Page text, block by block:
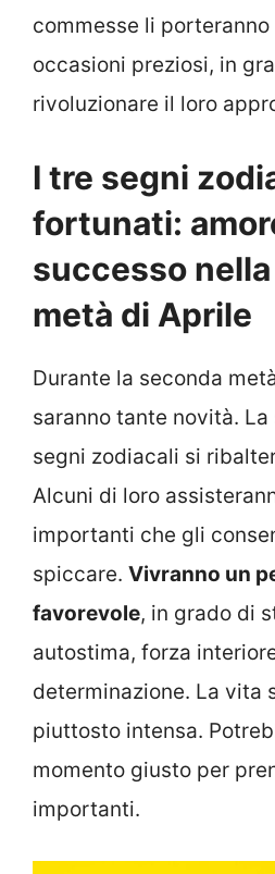
commesse li
occasioni preziosi, in
rivoluzionare il loro
I tre segni
fortunati:
successo
metà di Aprile
Durante la seconda
saranno tante novità.
segni zodiacali si
Alcuni di loro
importanti che gli
spiccare. Vivranno un
favorevole, in grado di
autostima, forza
determinazione. La vita
piuttosto intensa.
momento giusto per
importanti.